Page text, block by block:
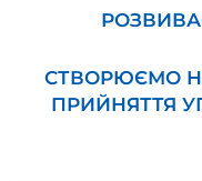
СТВОРЮЄМО
ПРИЙНЯТТЯ